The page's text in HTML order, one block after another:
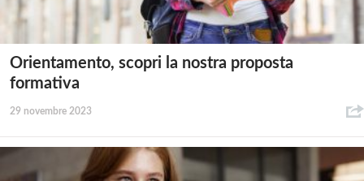
Orientamento, scopri la nostra proposta
formativa
29 novembre 2023